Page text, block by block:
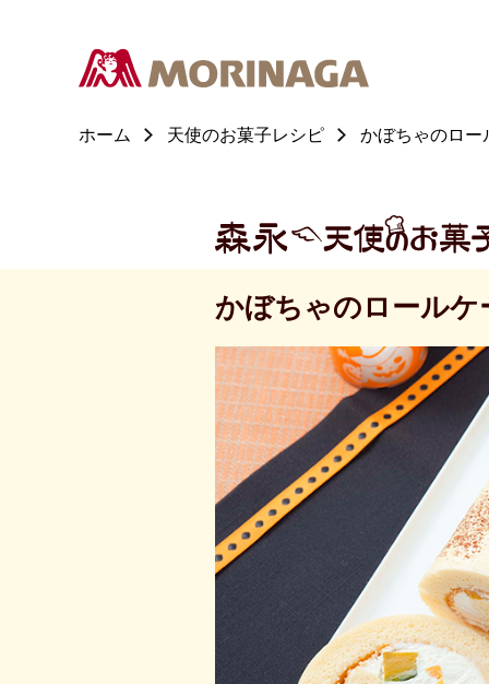
ホーム 天使のお菓子レシピ かぼちゃのロー
かぼちゃのロールケ